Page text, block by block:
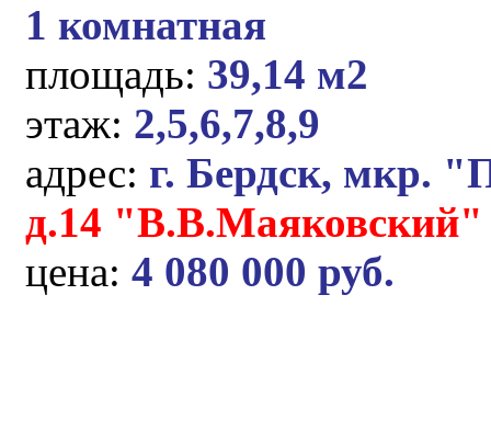
1 комнатная
площадь: 39,14 м2
этаж: 2,5,6,7,8,9
адрес: г. Бердск, мкр.
д.14 "В.В.Маяковский"
цена: 4 080 000 руб.